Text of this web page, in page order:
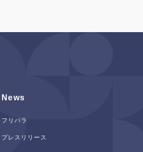
News
フリパラ
プレスリリース